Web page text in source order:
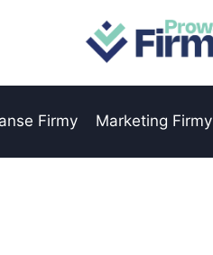
Firmy Marketing Firmy